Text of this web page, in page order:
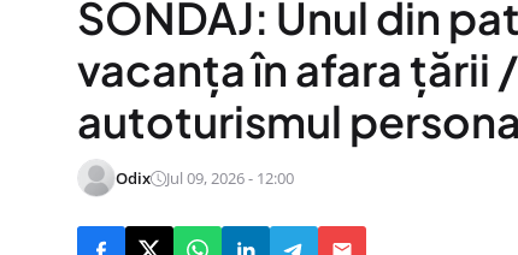
SONDAJ: Unul din
vacanţa în afara ţării
autoturismul
Odix Jul 09, 2026 - 12:00